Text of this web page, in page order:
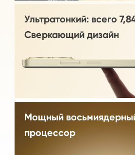
Мощный
процессор
Ультратонкий: всего
Сверкающий дизайн